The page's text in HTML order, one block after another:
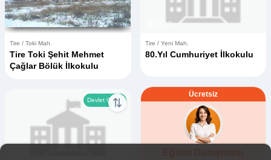
1 0
Tire / Toki Mah.
Tire Toki Şehit Mehmet
Çağlar Bölük İlkokulu
0
Tire / Yeni Mah.
80.Yıl Cumhuriyet İlkokulu
Devlet Okulu
Ücretsiz